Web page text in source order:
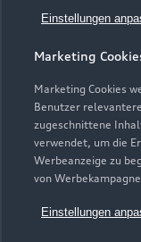
Einstellungen
Marketing
Marketing Cookies
Benutzer
zugeschnittene
verwendet, um die
Werbeanzeige zu
von
Einstellungen
Geschäftskunden
Audi Services
Garantie
Audi digital
myAudi
Audi Code
Häufige Fragen
Audi Online
Online-
Über Audi
Unternehmen
Karriere
Investor Relations
© 2026 AUDI AG.
Impressum